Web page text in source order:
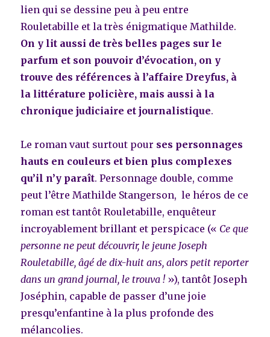
lien qui se dessine peu à peu entre
Rouletabille et la très énigmatique Mathilde.
On y lit aussi de très belles pages sur le
parfum et son pouvoir d’évocation, on y
trouve des références à l’affaire Dreyfus, à
la littérature policière, mais aussi à la
chronique judiciaire et journalistique.
Le roman vaut surtout pour ses personnages
hauts en couleurs et bien plus complexes
qu’il n’y paraît. Personnage double, comme
peut l’être Mathilde Stangerson, le héros de ce
roman est tantôt Rouletabille, enquêteur
incroyablement brillant et perspicace (« Ce que
personne ne peut découvrir, le jeune Joseph
Rouletabille, âgé de dix-huit ans, alors petit reporter
dans un grand journal, le trouva ! »), tantôt Joseph
Joséphin, capable de passer d’une joie
presqu’enfantine à la plus profonde des
mélancolies.